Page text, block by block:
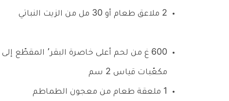
2 ملاعق طعام أو 30 مل من الزيت النباتي
600 غ من لحم أعلى خاصرة البقر٬ المقطّع إلى
مكعّبات قياس 2 سم
1 ملعقة طعام من معجون الطماطم